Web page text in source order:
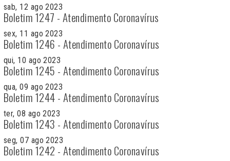
sab, 12 ago 2023
Boletim 1247 - Atendimento Coronavírus
sex, 11 ago 2023
Boletim 1246 - Atendimento Coronavírus
qui, 10 ago 2023
Boletim 1245 - Atendimento Coronavírus
qua, 09 ago 2023
Boletim 1244 - Atendimento Coronavírus
ter, 08 ago 2023
Boletim 1243 - Atendimento Coronavírus
seg, 07 ago 2023
Boletim 1242 - Atendimento Coronavírus